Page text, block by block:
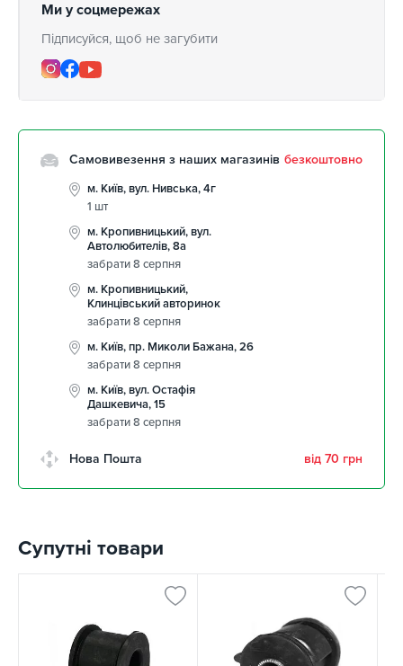
Ми у соцмережах
Підписуйся, щоб не загубити
Самовивезення з наших магазинів безкоштовно
м. Київ, вул. Нивська, 4г
1 шт
м. Кропивницький, вул.
Автолюбителів, 8а
забрати 8 серпня
м. Кропивницький,
Клинцівський авторинок
забрати 8 серпня
м. Київ, пр. Миколи Бажана, 26
забрати 8 серпня
м. Київ, вул. Остафія
Дашкевича, 15
забрати 8 серпня
Нова Пошта від 70 грн
Супутні товари